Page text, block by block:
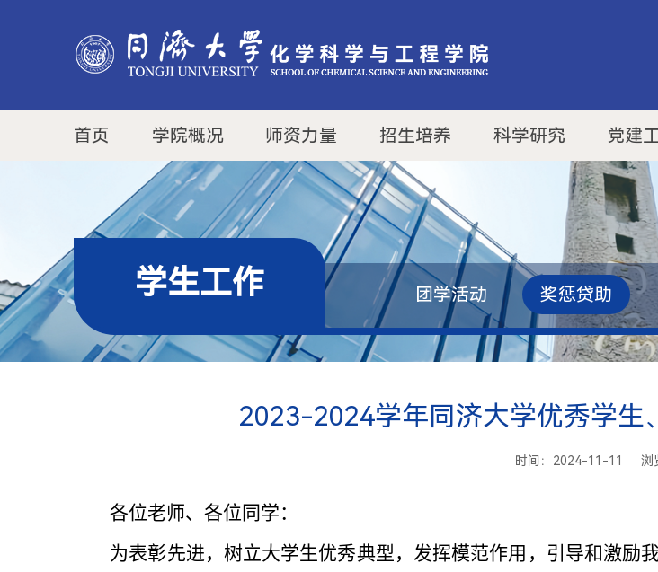
首页 学院概况 师资力量 招生培养 科学研究 党建
学生工作 团学活动 奖惩贷助
2023-2024学年同济大学优秀学生
时间：2024-11-11 浏
各位老师、各位同学：
为表彰先进，树立大学生优秀典型，发挥模范作用，引导和激励